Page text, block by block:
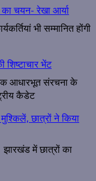
चयन- रेखा आर्या
भी सम्मानित होंगी
शिष्टाचार भेंट
आधारभूत संरचना के
कैडेट
छात्रों ने किया
में छात्रों का